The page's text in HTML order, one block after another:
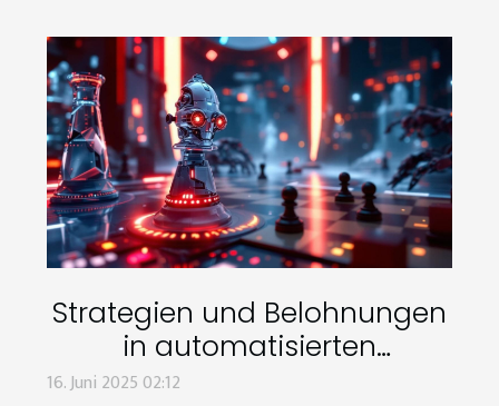
Strategien und Belohnungen
in automatisierten
Schachspielen
16. Juni 2025 02:12